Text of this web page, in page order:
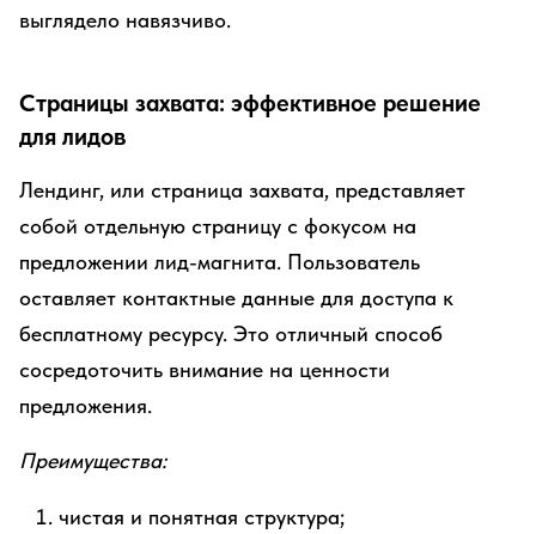
выглядело навязчиво.
Страницы захвата: эффективное решение
для лидов
Лендинг, или страница захвата, представляет
собой отдельную страницу с фокусом на
предложении лид-магнита. Пользователь
оставляет контактные данные для доступа к
бесплатному ресурсу. Это отличный способ
сосредоточить внимание на ценности
предложения.
Преимущества:
чистая и понятная структура;